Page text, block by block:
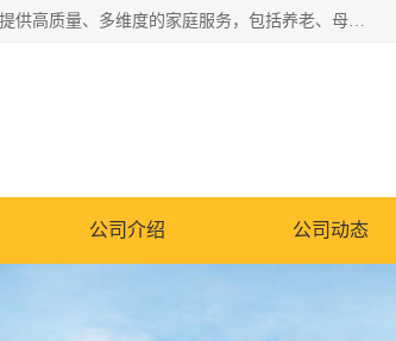
深圳市柏林家政有限公司是一家服务于深圳市民的专业家政公司。致力于为客户提供高质量、多维度的家庭服务，包括养老、母婴、月嫂育婴早教、康复理疗、家电清洗和保洁等方面的专业服务。
公司介绍 公司动态